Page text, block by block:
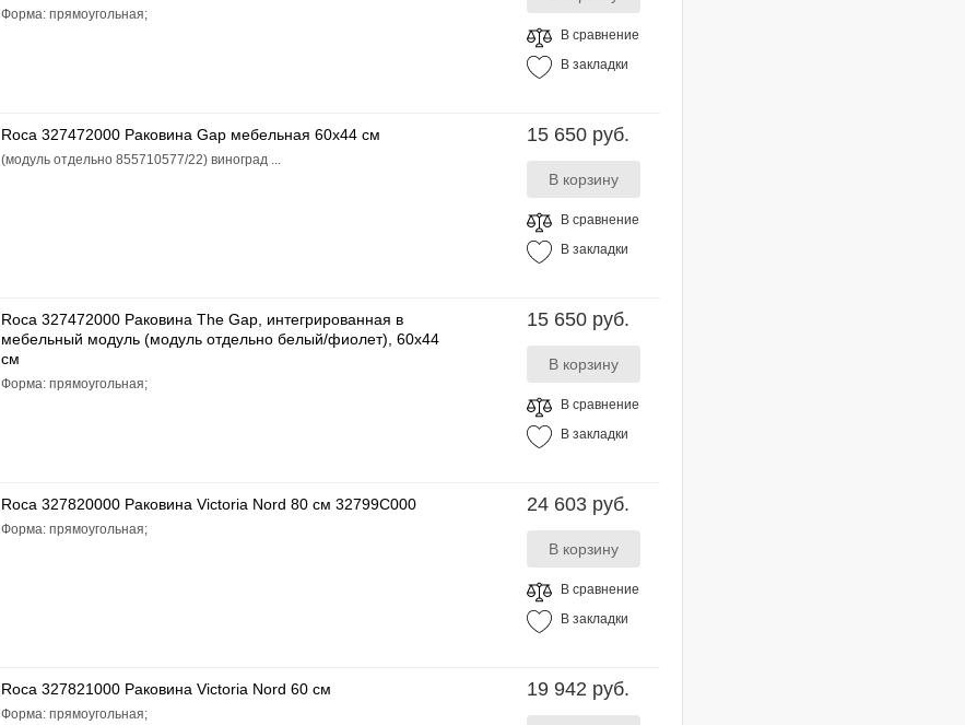
Форма: прямоугольная;
В сравнение
В закладки
Roca 327472000 Раковина Gap мебельная 60x44 см
(модуль отдельно 855710577/22) виноград ...
15 650 руб.
В сравнение
В закладки
Roca 327472000 Раковина The Gap, интегрированная в
мебельный модуль (модуль отдельно белый/фиолет), 60x44
см
Форма: прямоугольная;
15 650 руб.
В сравнение
В закладки
Roca 327820000 Раковина Victoria Nord 80 см 32799C000
Форма: прямоугольная;
24 603 руб.
В сравнение
В закладки
Roca 327821000 Раковина Victoria Nord 60 см
Форма: прямоугольная;
19 942 руб.